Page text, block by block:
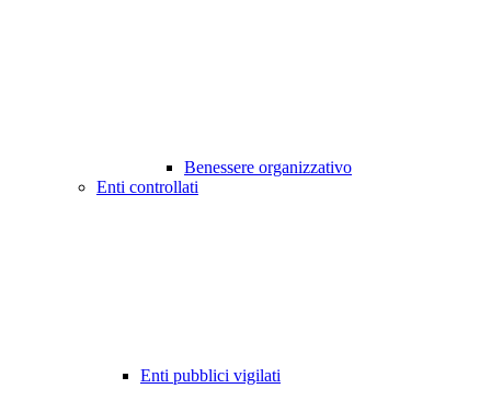
Benessere organizzativo
Enti controllati
Enti pubblici vigilati